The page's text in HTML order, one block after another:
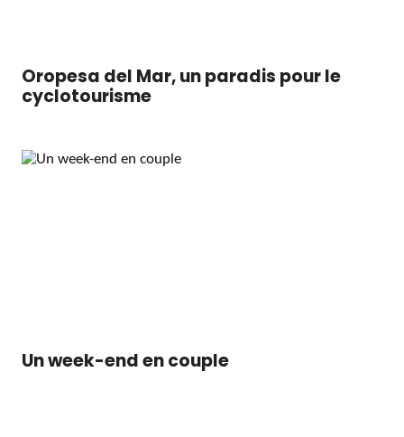
Oropesa del Mar, un paradis pour le
cyclotourisme
Un week-end en couple